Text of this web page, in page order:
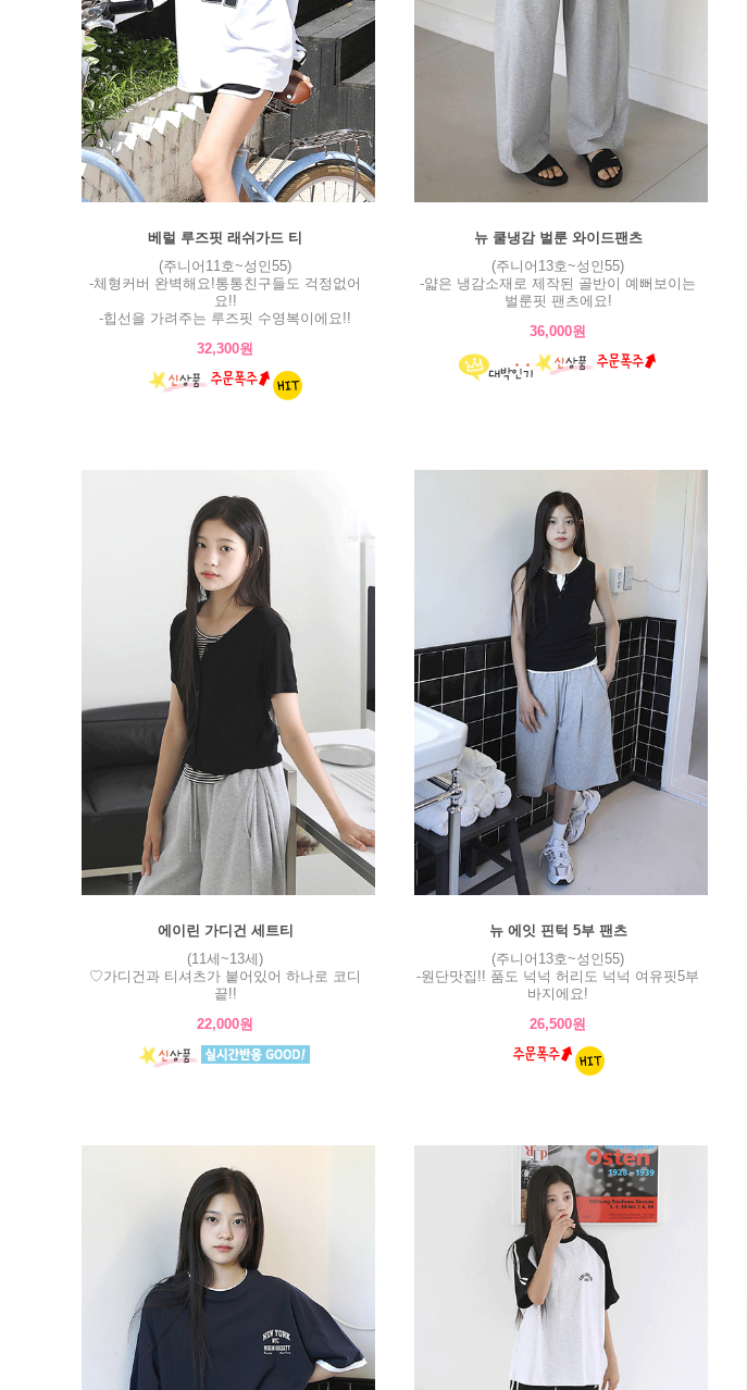
베럴 루즈핏 래쉬가드 티
(주니어11호~성인55)
-체형커버 완벽해요!통통친구들도 걱정없어
요!!
-힙선을 가려주는 루즈핏 수영복이에요!!
32,300원
뉴 쿨냉감 벌룬 와이드팬츠
(주니어13호~성인55)
-얇은 냉감소재로 제작된 골반이 예뻐보이는
벌룬핏 팬츠에요!
36,000원
에이린 가디건 세트티
(11세~13세)
♡가디건과 티셔츠가 붙어있어 하나로 코디
끝!!
22,000원
뉴 에잇 핀턱 5부 팬츠
(주니어13호~성인55)
-원단맛집!! 품도 넉넉 허리도 넉넉 여유핏5부
바지에요!
26,500원